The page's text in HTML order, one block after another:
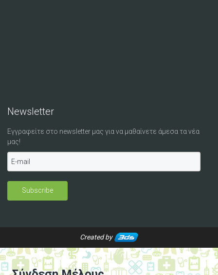
Newsletter
Εγγραφείτε στο newsletter μας για να μαθαίνετε άμεσα τα νέα
μας!
Created by